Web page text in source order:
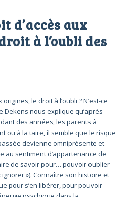
d’accès aux
à l’oubli des
le droit à l’oubli ? N’est-ce
Dekens nous explique qu’après
des années, les parents à
ou à la taire, il semble que le risque
devienne omniprésente et
au sentiment d’appartenance de
de savoir pour… pouvoir oublier
»). Connaître son histoire et
pour s’en libérer, pour pouvoir